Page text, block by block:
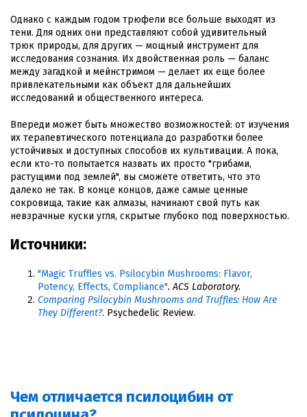
Однако с каждым годом трюфели все больше выходят из
тени. Для одних они представляют собой удивительный
трюк природы, для других — мощный инструмент для
исследования сознания. Их двойственная роль — баланс
между загадкой и мейнстримом — делает их еще более
привлекательными как объект для дальнейших
исследований и общественного интереса.
Впереди может быть множество возможностей: от изучения
их терапевтического потенциала до разработки более
устойчивых и доступных способов их культивации. А пока,
если кто-то попытается назвать их просто "грибами,
растущими под землей", вы сможете ответить, что это
далеко не так. В конце концов, даже самые ценные
сокровища, такие как алмазы, начинают свой путь как
невзрачные куски угля, скрытые глубоко под поверхностью.
Источники:
"Magic Truffles vs. Psilocybin Mushrooms: Flavor,
Potency, Effects, Compliance". ACS Laboratory.
Comparing Psilocybin Mushrooms and Truffles: How Are
They Different?. Psychedelic Review.
Чем отличается псилоцибин от